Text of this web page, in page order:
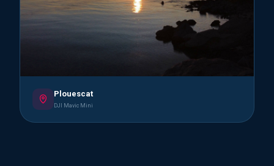
Plouescat
DJI Mavic Mini